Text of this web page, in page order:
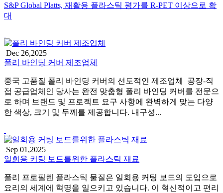
S&P Global Platts, 재활용 플라스틱 평가를 R-PET 이상으로 확
대
Dec 26,2025
폴리 바인딩 커버 제조업체
중국 고품질 폴리 바인딩 커버의 선도적인 제조업체 ‌ 공장-직
접 공급업체인 당사는 완전 맞춤형 폴리 바인딩 커버를 전문으
로 하며 브랜드 및 프로젝트 요구 사항에 완벽하게 맞는 다양
한 색상, 크기 및 두께를 제공합니다. 내구성...
Sep 01,2025
일회용 커팅 보드를위한 플라스틱 재료
폴리 프로필렌 플라스틱 물질은 일회용 커팅 보드의 도입으로
요리의 세계에 혁명을 일으키고 있습니다. 이 혁신적이고 편리